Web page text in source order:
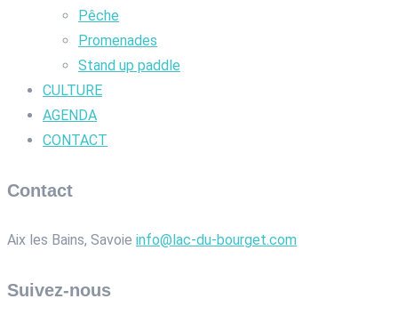
Pêche
Promenades
Stand up paddle
CULTURE
AGENDA
CONTACT
Contact
Aix les Bains, Savoie info@lac-du-bourget.com
Suivez-nous